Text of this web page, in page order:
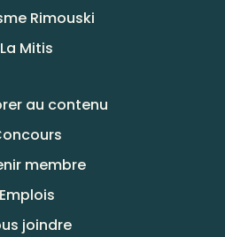
Rimouski
La Mitis
au contenu
membre
Emplois
joindre